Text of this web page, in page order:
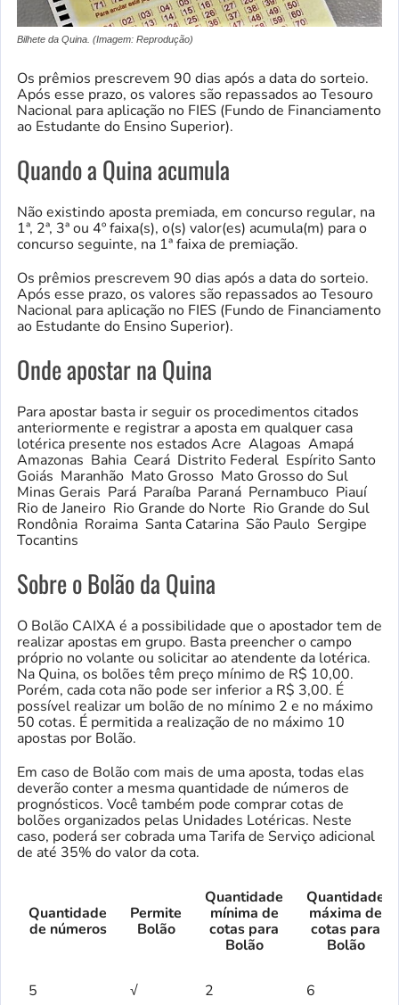
Bilhete da Quina. (Imagem: Reprodução)
Os prêmios prescrevem 90 dias após a data do sorteio.
Após esse prazo, os valores são repassados ao Tesouro
Nacional para aplicação no FIES (Fundo de Financiamento
ao Estudante do Ensino Superior).
Quando a Quina acumula
Não existindo aposta premiada, em concurso regular, na
1ª, 2ª, 3ª ou 4º faixa(s), o(s) valor(es) acumula(m) para o
concurso seguinte, na 1ª faixa de premiação.
Os prêmios prescrevem 90 dias após a data do sorteio.
Após esse prazo, os valores são repassados ao Tesouro
Nacional para aplicação no FIES (Fundo de Financiamento
ao Estudante do Ensino Superior).
Onde apostar na Quina
Para apostar basta ir seguir os procedimentos citados
anteriormente e registrar a aposta em qualquer casa
lotérica presente nos estados Acre Alagoas Amapá
Amazonas Bahia Ceará Distrito Federal Espírito Santo
Goiás Maranhão Mato Grosso Mato Grosso do Sul
Minas Gerais Pará Paraíba Paraná Pernambuco Piauí
Rio de Janeiro Rio Grande do Norte Rio Grande do Sul
Rondônia Roraima Santa Catarina São Paulo Sergipe
Tocantins
Sobre o Bolão da Quina
O Bolão CAIXA é a possibilidade que o apostador tem de
realizar apostas em grupo. Basta preencher o campo
próprio no volante ou solicitar ao atendente da lotérica.
Na Quina, os bolões têm preço mínimo de R$ 10,00.
Porém, cada cota não pode ser inferior a R$ 3,00. É
possível realizar um bolão de no mínimo 2 e no máximo
50 cotas. É permitida a realização de no máximo 10
apostas por Bolão.
Em caso de Bolão com mais de uma aposta, todas elas
deverão conter a mesma quantidade de números de
prognósticos. Você também pode comprar cotas de
bolões organizados pelas Unidades Lotéricas. Neste
caso, poderá ser cobrada uma Tarifa de Serviço adicional
de até 35% do valor da cota.
Quantidade
de números
Permite
Bolão
Quantidade
mínima de
cotas para
Bolão
Quantidade
máxima de
cotas para
Bolão
5 √ 2 6